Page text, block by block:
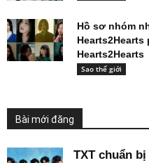
Hồ sơ nhóm
Hearts2Hearts
Sao thế giới
Bài mới đăng
TXT chuẩn